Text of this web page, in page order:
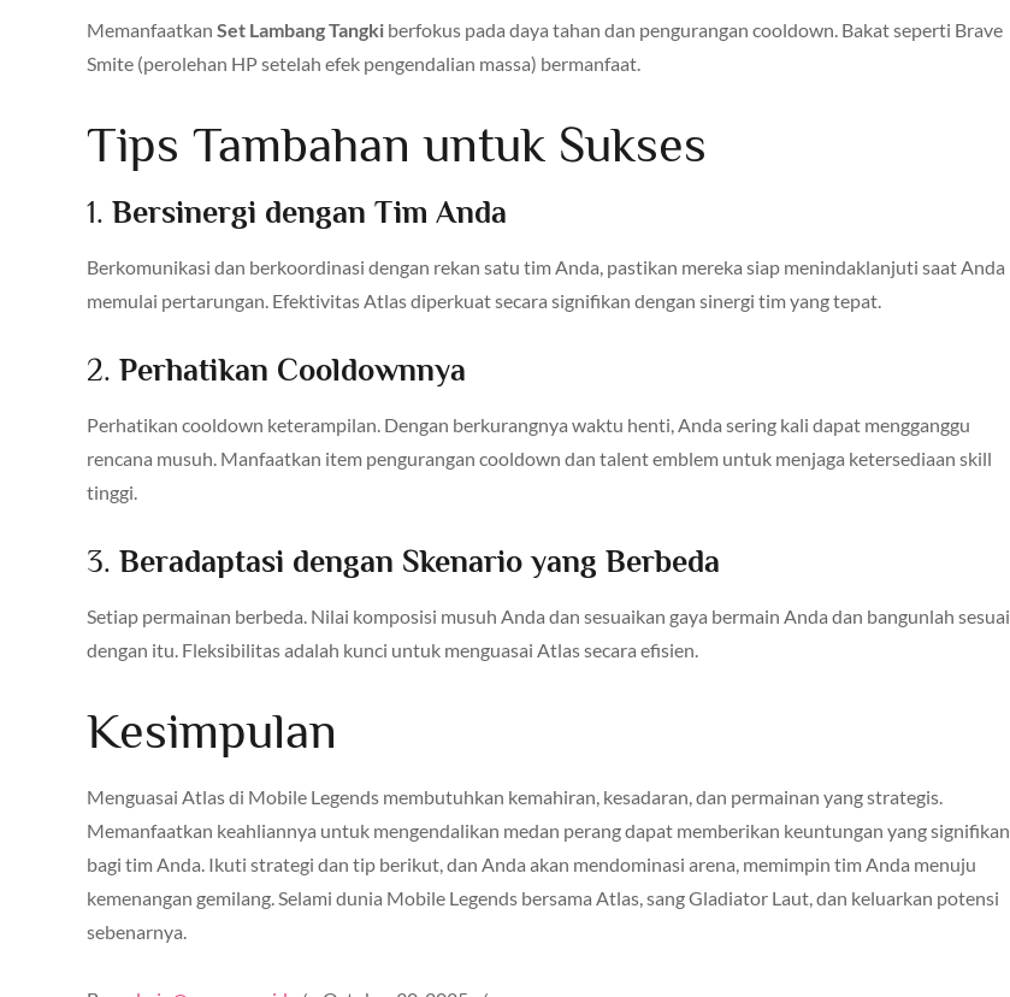
Memanfaatkan Set Lambang Tangki berfokus pada daya tahan dan pengurangan cooldown. Bakat seperti Brave
Smite (perolehan HP setelah efek pengendalian massa) bermanfaat.
Tips Tambahan untuk Sukses
1. Bersinergi dengan Tim Anda
Berkomunikasi dan berkoordinasi dengan rekan satu tim Anda, pastikan mereka siap menindaklanjuti saat Anda
memulai pertarungan. Efektivitas Atlas diperkuat secara signifikan dengan sinergi tim yang tepat.
2. Perhatikan Cooldownnya
Perhatikan cooldown keterampilan. Dengan berkurangnya waktu henti, Anda sering kali dapat mengganggu
rencana musuh. Manfaatkan item pengurangan cooldown dan talent emblem untuk menjaga ketersediaan skill
tinggi.
3. Beradaptasi dengan Skenario yang Berbeda
Setiap permainan berbeda. Nilai komposisi musuh Anda dan sesuaikan gaya bermain Anda dan bangunlah sesuai
dengan itu. Fleksibilitas adalah kunci untuk menguasai Atlas secara efisien.
Kesimpulan
Menguasai Atlas di Mobile Legends membutuhkan kemahiran, kesadaran, dan permainan yang strategis.
Memanfaatkan keahliannya untuk mengendalikan medan perang dapat memberikan keuntungan yang signifikan
bagi tim Anda. Ikuti strategi dan tip berikut, dan Anda akan mendominasi arena, memimpin tim Anda menuju
kemenangan gemilang. Selami dunia Mobile Legends bersama Atlas, sang Gladiator Laut, dan keluarkan potensi
sebenarnya.